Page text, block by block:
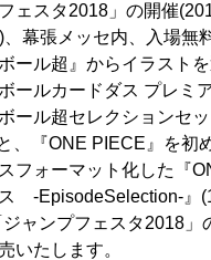
ェスタ2018」の開催
、幕張メッセ内、入場無
ール超』からイラスト
ールカードダス プレミ
ール超セレクションセ
、『ONE PIECE』を初
フォーマット化した『
-EpisodeSelection-』
ャンプフェスタ2018」
いたします。